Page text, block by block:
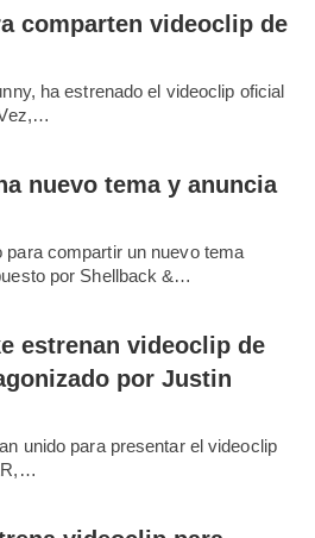
comparten videoclip de
ha estrenado el videoclip oficial
nuevo tema y anuncia
para compartir un nuevo tema
por Shellback &…
estrenan videoclip de
por Justin
unido para presentar el videoclip